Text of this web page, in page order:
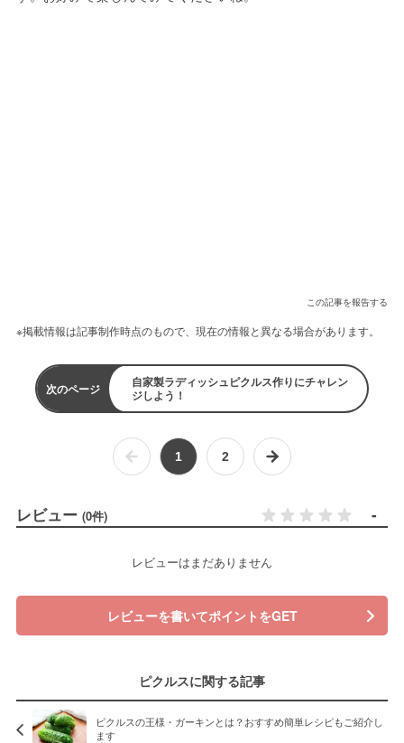
この記事を報告する
※掲載情報は記事制作時点のもので、現在の情報と異なる場合があります。
次のページ
自家製ラディッシュピクルス作りにチャレン
ジしよう！
1 2
レビュー (0件) -
レビューはまだありません
レビューを書いてポイントをGET
ピクルスに関する記事
ピクルスの王様・ガーキンとは？おすすめ簡単レシピもご紹介し
ます